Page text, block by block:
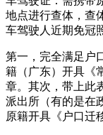
地点进行查体，查
车驾驶人近期免冠
第一，完全满足户
籍（广东）开具《
章。其次，带上此
派出所（有的是在
原籍开具《户口迁